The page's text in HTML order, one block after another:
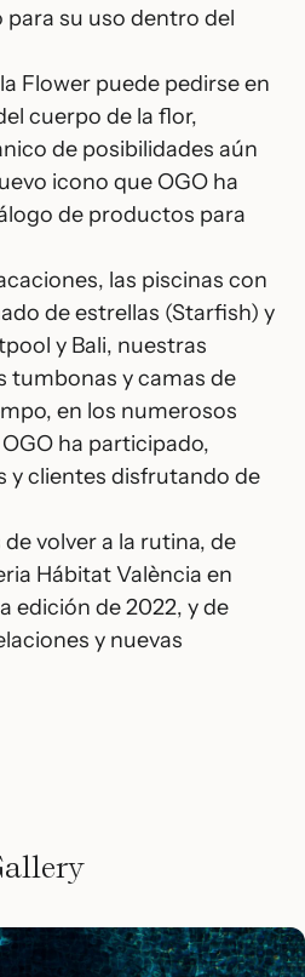
su uso dentro del
Flower puede pedirse en
cuerpo de la flor,
de posibilidades aún
icono que OGO ha
de productos para
las piscinas con
de estrellas (Starfish) y
y Bali, nuestras
tumbonas y camas de
en los numerosos
ha participado,
y clientes disfrutando de
volver a la rutina, de
Hábitat València en
edición de 2022, y de
y nuevas